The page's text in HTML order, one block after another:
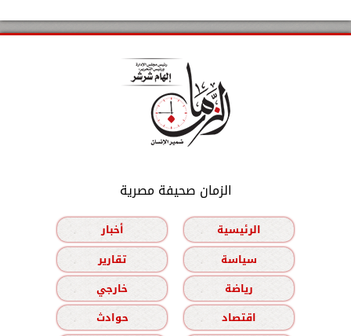
الزمان صحيفة مصرية
الرئيسية
أخبار
سياسة
تقارير
رياضة
خارجي
اقتصاد
حوادث